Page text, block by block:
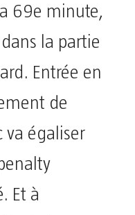
69e minute,
la partie
Entrée en
de
va égaliser
Et à